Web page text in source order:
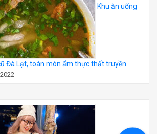
Khu ăn uống
Đà Lạt, toàn món ẩm thực thất truyền